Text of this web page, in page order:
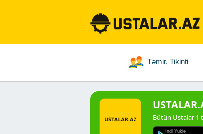
Təmir, Tikinti
Bütün Ustalar 1
Indi Yüklə